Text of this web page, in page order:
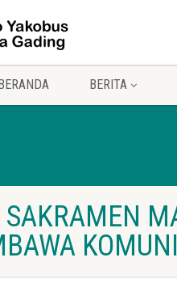
BERITA
KOMUNI